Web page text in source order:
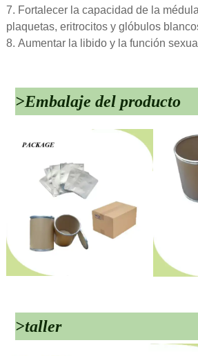
7. Fortalecer la capacidad de la
plaquetas, eritrocitos y glóbulos
8. Aumentar la libido y la función
>Embalaje del producto
>taller